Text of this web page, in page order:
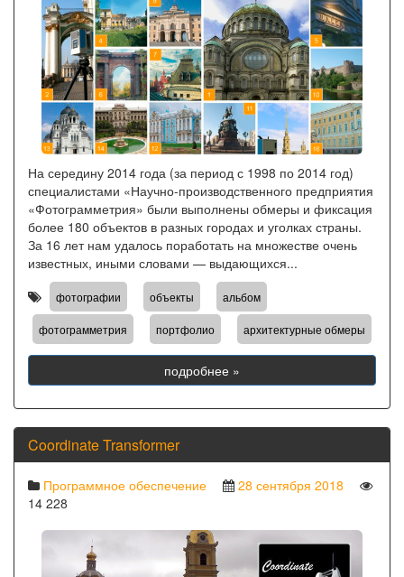
На середину 2014 года (за период с 1998 по 2014 год)
специалистами «Научно-производственного предприятия
«Фотограмметрия» были выполнены обмеры и фиксация
более 180 объектов в разных городах и уголках страны.
За 16 лет нам удалось поработать на множестве очень
известных, иными словами — выдающихся...
фотографии объекты альбом
фотограмметрия портфолио архитектурные обмеры
подробнее »
Coordinate Transformer
Программное обеспечение
28 сентября 2018
14 228